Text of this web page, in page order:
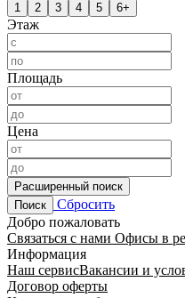
1 2 3 4 5 6+
Этаж
Площадь
Цена
Расширенный поиск
Поиск
Сбросить
Добро пожаловать
Связаться с нами Офисы в
Информация
Наш сервисВакансии и
Договор оферты